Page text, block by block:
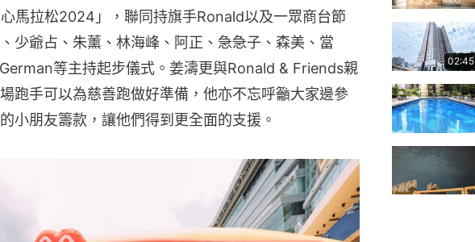
馬拉松2024」，聯同持旗手Ronald以及一眾商台節
少爺占、朱薰、林海峰、阿正、急急子、森美、當
等主持起步儀式。姜濤更與Ronald & Friends親
跑手可以為慈善跑做好準備，他亦不忘呼籲大家邊參
小朋友籌款，讓他們得到更全面的支援。
02:45